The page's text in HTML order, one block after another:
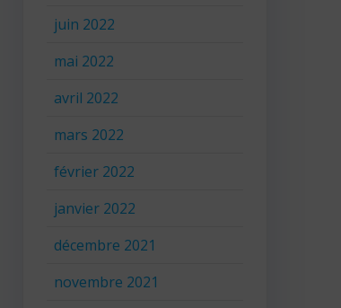
juin 2022
mai 2022
avril 2022
mars 2022
février 2022
janvier 2022
décembre 2021
novembre 2021